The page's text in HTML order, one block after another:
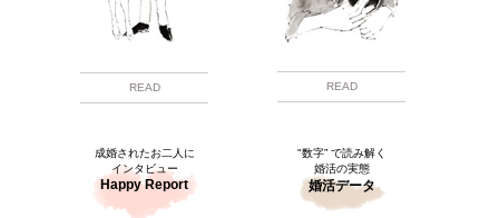
READ READ
成婚されたお二人に
インタビュー
Happy Report
"数字” で読み解く
婚活の実態
婚活データ